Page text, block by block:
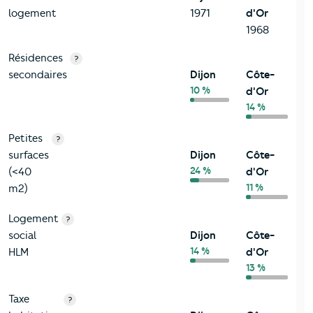
logement
1971
d'Or
1968
Résidences
secondaires
?
Dijon
10 %
Côte-
d'Or
14 %
Petites
surfaces
(<40
m2)
?
Dijon
24 %
Côte-
d'Or
11 %
Logement
social
HLM
?
Dijon
14 %
Côte-
d'Or
13 %
Taxe
?